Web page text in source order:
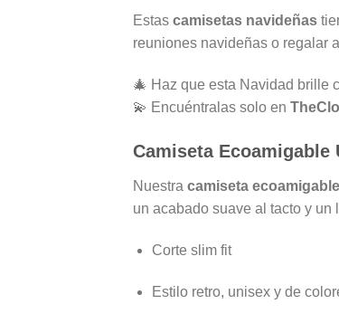
Estas camisetas navideñas
reuniones navideñas o regalar
🎄 Haz que esta Navidad brille
💫 Encuéntralas solo en
Camiseta Ecoamigable
Nuestra camiseta
un acabado suave al tacto y
Corte slim fit
Estilo retro, unisex y de